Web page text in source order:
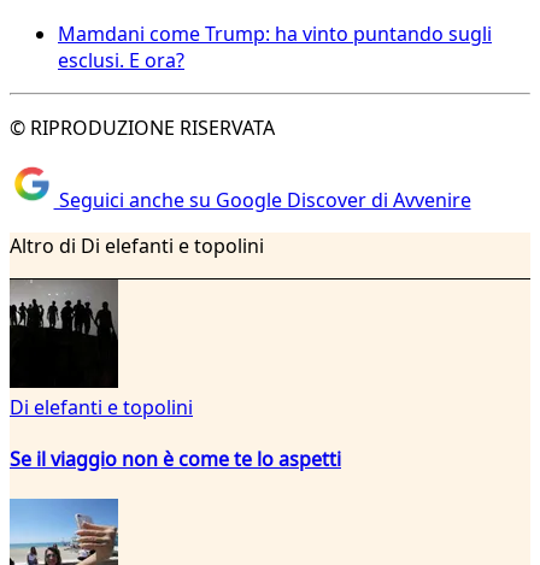
Mamdani come Trump: ha vinto puntando sugli
esclusi. E ora?
© RIPRODUZIONE RISERVATA
Seguici anche su Google Discover di Avvenire
Altro di Di elefanti e topolini
Di elefanti e topolini
Se il viaggio non è come te lo aspetti